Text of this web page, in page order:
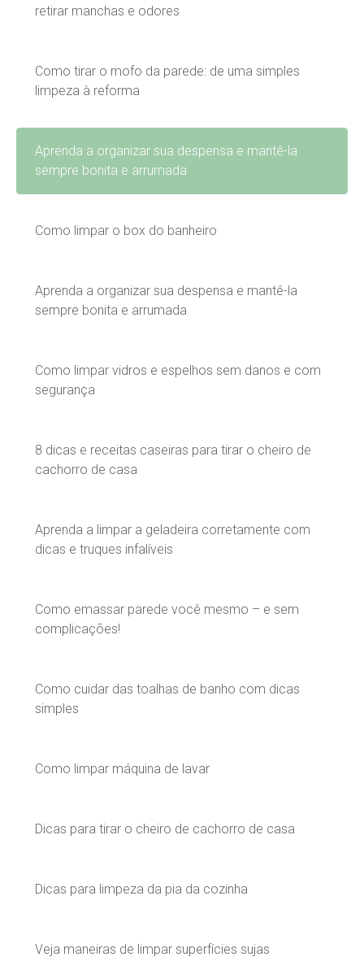
retirar manchas e odores
Como tirar o mofo da parede: de uma simples
limpeza à reforma
Aprenda a organizar sua despensa e mantê-la
sempre bonita e arrumada
Como limpar o box do banheiro
Aprenda a organizar sua despensa e mantê-la
sempre bonita e arrumada
Como limpar vidros e espelhos sem danos e com
segurança
8 dicas e receitas caseiras para tirar o cheiro de
cachorro de casa
Aprenda a limpar a geladeira corretamente com
dicas e truques infalíveis
Como emassar parede você mesmo – e sem
complicações!
Como cuidar das toalhas de banho com dicas
simples
Como limpar máquina de lavar
Dicas para tirar o cheiro de cachorro de casa
Dicas para limpeza da pia da cozinha
Veja maneiras de limpar superfícies sujas